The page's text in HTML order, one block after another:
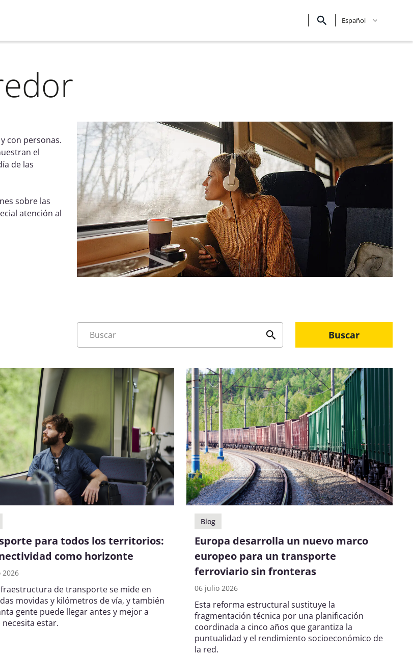
Español
con personas.
el
de las
sobre las
atención al
para todos los territorios:
como horizonte
2026
de transporte se mide en
movidas y kilómetros de vía, y también
gente puede llegar antes y mejor a
estar.
Blog
Europa desarrolla un nuevo marco
europeo para un transporte
ferroviario sin fronteras
06 julio 2026
Esta reforma estructural sustituye la
fragmentación técnica por una planificación
coordinada a cinco años que garantiza la
puntualidad y el rendimiento socioeconómico de
la red.